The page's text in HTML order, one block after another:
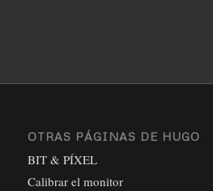
OTRAS PÁGINAS DE HUGO
BIT & PÍXEL
Calibrar el monitor